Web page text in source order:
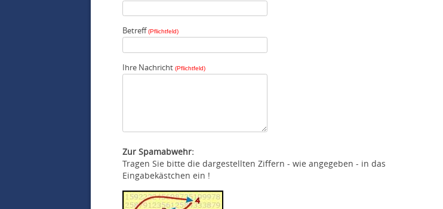
Betreff(Pflichtfeld)
Ihre Nachricht (Pflichtfeld)
Zur Spamabwehr:
Tragen Sie bitte die dargestellten Ziffern - wie angegeben - in das
Eingabekästchen ein !